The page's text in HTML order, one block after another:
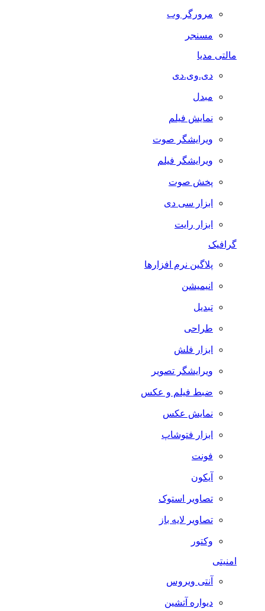
مرورگر وب
مسنجر
مالتی مدیا
دی.وی.دی
مبدل
نمایش فیلم
ویرایشگر صوت
ویرایشگر فیلم
پخش صوت
ابزار سی دی
ابزار رایت
گرافیک
پلاگین نرم افزارها
انیمیشن
تبدیل
طراحی
ابزار فلش
ویرایشگر تصویر
ضبط فيلم و عكس
نمایش عکس
ابزار فتوشاپ
فونت
آیکون
تصاویر استوک
تصاویر لایه باز
وکتور
امنیتی
آنتی ویروس
دیواره آتشین